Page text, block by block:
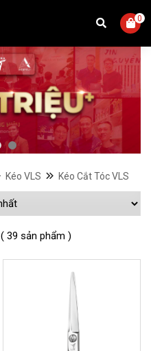
0
Kéo VLS Kéo Cắt Tóc VLS
( 39 sản phẩm )